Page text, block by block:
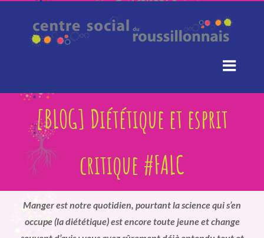
contenu
[BLOG] Diététique et esprit
critique #FALC
Manger est notre quotidien, pourtant la science qui s’en
occupe (la diététique) est encore toute jeune et change